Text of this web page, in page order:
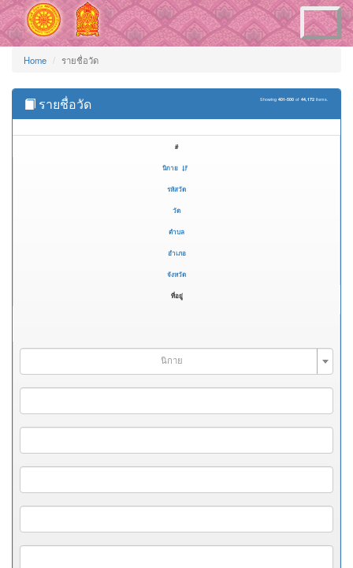
Toggle
navigation
Home รายชื่อวัด
Showing 401-500 of 44,172 items.
รายชื่อวัด
#
นิกาย
รหัสวัด
วัด
ตำบล
อำเภอ
จังหวัด
ที่อยู่
นิกาย